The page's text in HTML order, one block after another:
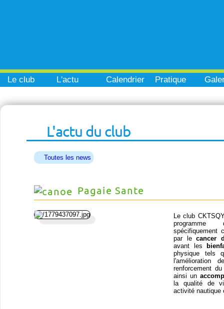
Le club L'actu Calendrier Pratique
L'actu du club
Toutes les news
Pagaie Sante
Le club
spécifiquement
par lecancer
avant les
physique tels
l'amélioration
renforcement
ainsi un
la qualité de
activité nautique